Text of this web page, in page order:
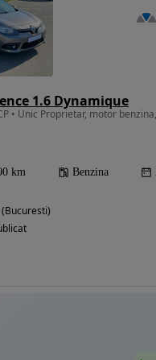
1.6 Dynamique
km Benzina